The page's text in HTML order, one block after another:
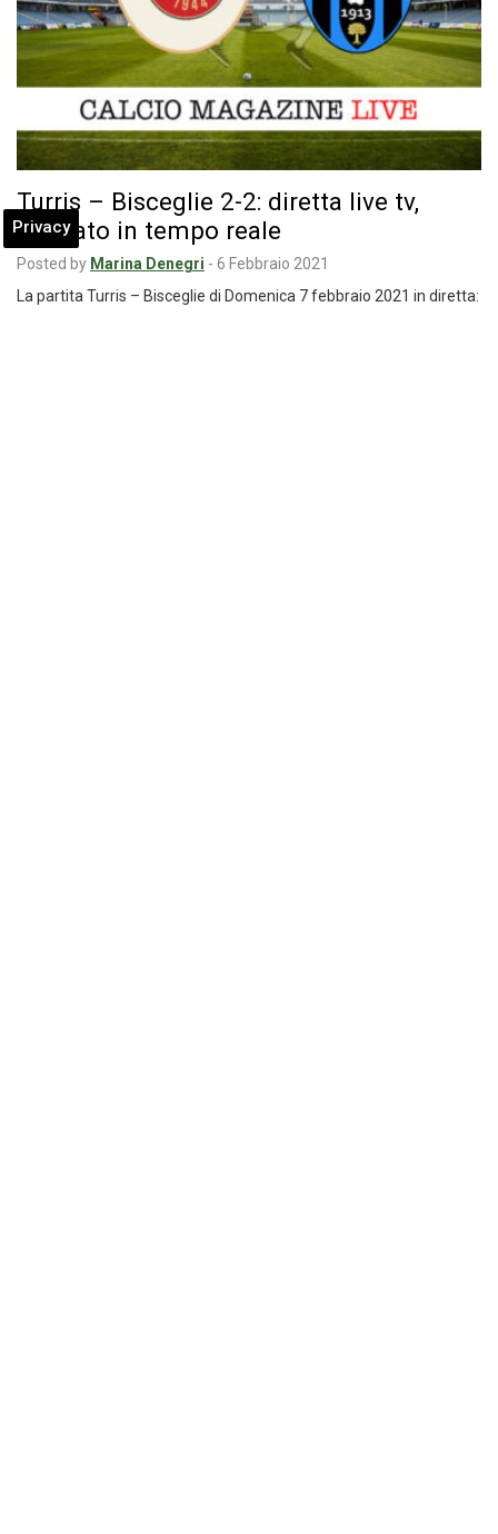
Turris – Bisceglie 2-2: diretta live tv,
risultato in tempo reale
Posted by Marina Denegri - 6 Febbraio 2021
La partita Turris – Bisceglie di Domenica 7 febbraio 2021 in diretta:
Privacy